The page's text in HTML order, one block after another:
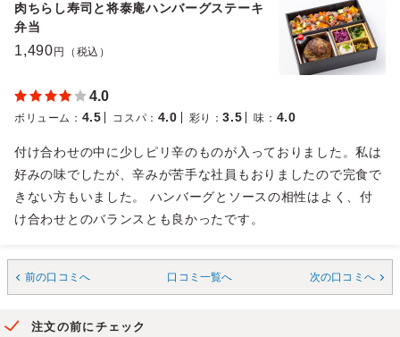
肉ちらし寿司と将泰庵ハンバーグステーキ
弁当
1,490 円（税込）
4.0
ボリューム ： 4.5 コスパ ： 4.0 彩り ：3.5 味 ： 4.0
付け合わせの中に少しピリ辛のものが入っておりました。私は
好みの味でしたが、辛みが苦手な社員もおりましたので完食で
きない方もいました。 ハンバーグとソースの相性はよく、付
け合わせとのバランスとも良かったです。
前の口コミへ 口コミ一覧へ 次の口コミへ
注文の前にチェック